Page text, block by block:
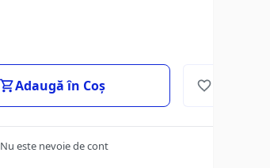
Adaugă în Coș
Nu este nevoie de cont